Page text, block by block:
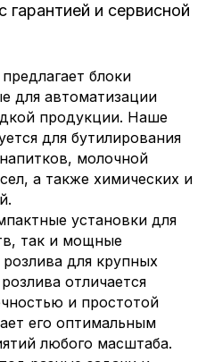
и сервисной
блоки
для автоматизации
продукции. Наше
для бутилирования
молочной
а также химических и
установки для
так и мощные
для крупных
отличается
и простотой
его оптимальным
любого масштаба.